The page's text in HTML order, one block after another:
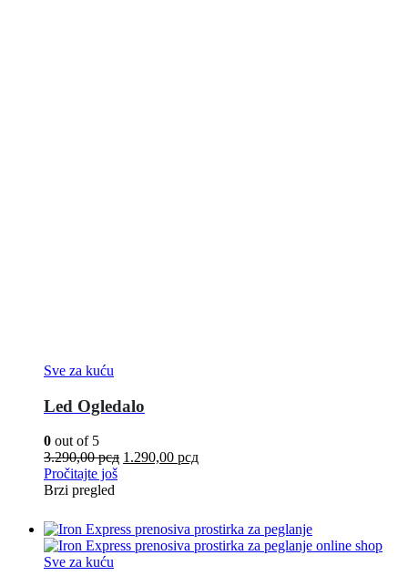
Sve za kuću
Led Ogledalo
0 out of 5
3.290,00рсд 1.290,00 рсд
Pročitajte još
Brzi pregled
Sve za kuću